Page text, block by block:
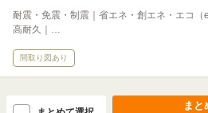
耐震・免震・制震｜省エネ・創エネ・エコ（
高耐久｜…
間取り図あり
まと